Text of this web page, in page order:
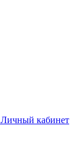
Личный кабинет